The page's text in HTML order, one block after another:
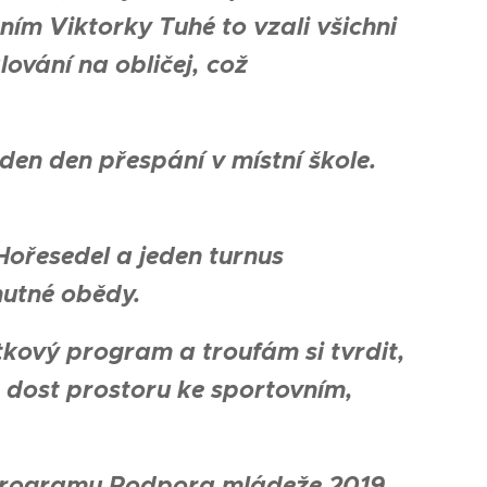
Viktorky Tuhé to vzali všichni
na obličej, což
den přespání v místní škole.
a jeden turnus
obědy.
program a troufám si tvrdit,
dost prostoru ke sportovním,